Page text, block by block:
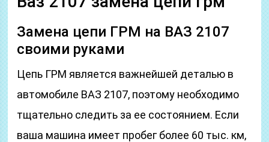
Замена цепи ГРМ на ВАЗ 2107
своими руками
Цепь ГРМ является важнейшей деталью в
автомобиле ВАЗ 2107, поэтому необходимо
тщательно следить за ее состоянием. Если
ваша машина имеет пробег более 60 тыс. км,